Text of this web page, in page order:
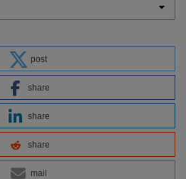
post
share
share
share
mail